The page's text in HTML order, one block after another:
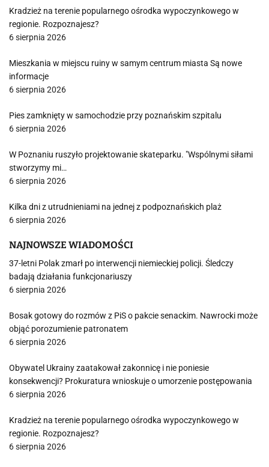
Kradzież na terenie popularnego ośrodka wypoczynkowego w
regionie. Rozpoznajesz?
6 sierpnia 2026
Mieszkania w miejscu ruiny w samym centrum miasta Są nowe
informacje
6 sierpnia 2026
Pies zamknięty w samochodzie przy poznańskim szpitalu
6 sierpnia 2026
W Poznaniu ruszyło projektowanie skateparku. "Wspólnymi siłami
stworzymy mi…
6 sierpnia 2026
Kilka dni z utrudnieniami na jednej z podpoznańskich plaż
6 sierpnia 2026
NAJNOWSZE WIADOMOŚCI
37-letni Polak zmarł po interwencji niemieckiej policji. Śledczy
badają działania funkcjonariuszy
6 sierpnia 2026
Bosak gotowy do rozmów z PiS o pakcie senackim. Nawrocki może
objąć porozumienie patronatem
6 sierpnia 2026
Obywatel Ukrainy zaatakował zakonnicę i nie poniesie
konsekwencji? Prokuratura wnioskuje o umorzenie postępowania
6 sierpnia 2026
Kradzież na terenie popularnego ośrodka wypoczynkowego w
regionie. Rozpoznajesz?
6 sierpnia 2026